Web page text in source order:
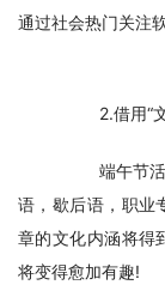
通过社会热门关注
2.借用“
端午节活
语，歇后语，职业
章的文化内涵将得
将变得愈加有趣!